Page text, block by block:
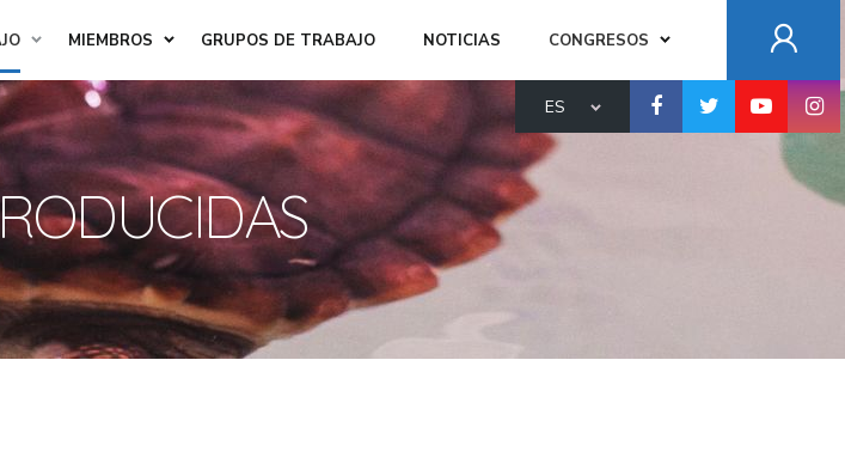
MIEMBROS GRUPOS DE TRABAJO NOTICIAS CONGRESOS
ES